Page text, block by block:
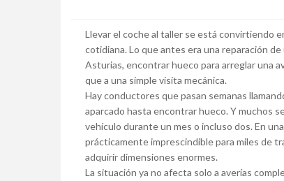
Llevar el coche al taller se está convirtiendo
cotidiana. Lo que antes era una reparación
Asturias, encontrar hueco para arreglar una
que a una simple visita mecánica.
Hay conductores que pasan semanas
aparcado hasta encontrar hueco. Y muchos
vehículo durante un mes o incluso dos. En
prácticamente imprescindible para miles de
adquirir dimensiones enormes.
La situación ya no afecta solo a averías